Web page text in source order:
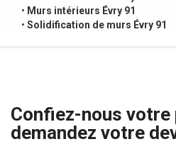
• Murs intérieurs Évry 91
• Solidification de murs Évry 91
Confiez-nous votre
demandez votre